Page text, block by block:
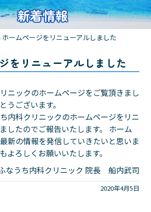
新着情報
ホームページをリニューアルしました
をリニューアルしました
ニックのホームページをご覧頂きまし
うございます。
内科クリニックのホームページをリニ
したのでご報告いたします。 ホーム
新の情報を発信していきたいと思いま
よろしくお願いいたします。
なうち内科クリニック 院長 船内武司
2020年4月5日